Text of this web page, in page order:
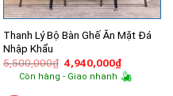
Thanh Lý Bộ Bàn Ghế Ăn Mặt Đá
Nhập Khẩu
5,500,000₫ Giá
gốc
là:
4,940,000₫Giá
hiện
tại
Còn hàng - Giao nhanh